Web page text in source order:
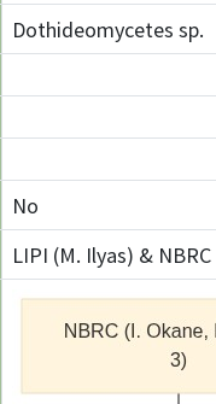
Dothideomycetes sp.
No
LIPI (M. Ilyas) &